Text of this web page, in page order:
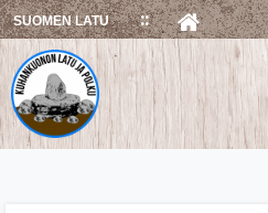
Skip
to
content
SUOMEN LATU